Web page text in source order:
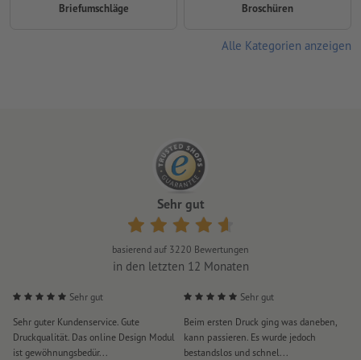
Briefumschläge Broschüren
Alle Kategorien anzeigen
Sehr gut
basierend auf 3220 Bewertungen
in den letzten 12 Monaten
Sehr gut
Sehr guter Kundenservice. Gute
Druckqualität. Das online Design Modul
ist gewöhnungsbedür...
Sehr gut
Beim ersten Druck ging was daneben,
kann passieren. Es wurde jedoch
bestandslos und schnel...